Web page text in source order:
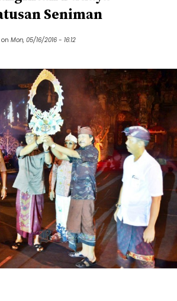
Seniman
on Mon, 05/16/2016 - 16:12